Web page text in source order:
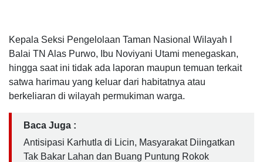
Kepala Seksi Pengelolaan Taman Nasional Wilayah I
Balai TN Alas Purwo, Ibu Noviyani Utami menegaskan,
hingga saat ini tidak ada laporan maupun temuan terkait
satwa harimau yang keluar dari habitatnya atau
berkeliaran di wilayah permukiman warga.
Baca Juga :
Antisipasi Karhutla di Licin, Masyarakat Diingatkan
Tak Bakar Lahan dan Buang Puntung Rokok